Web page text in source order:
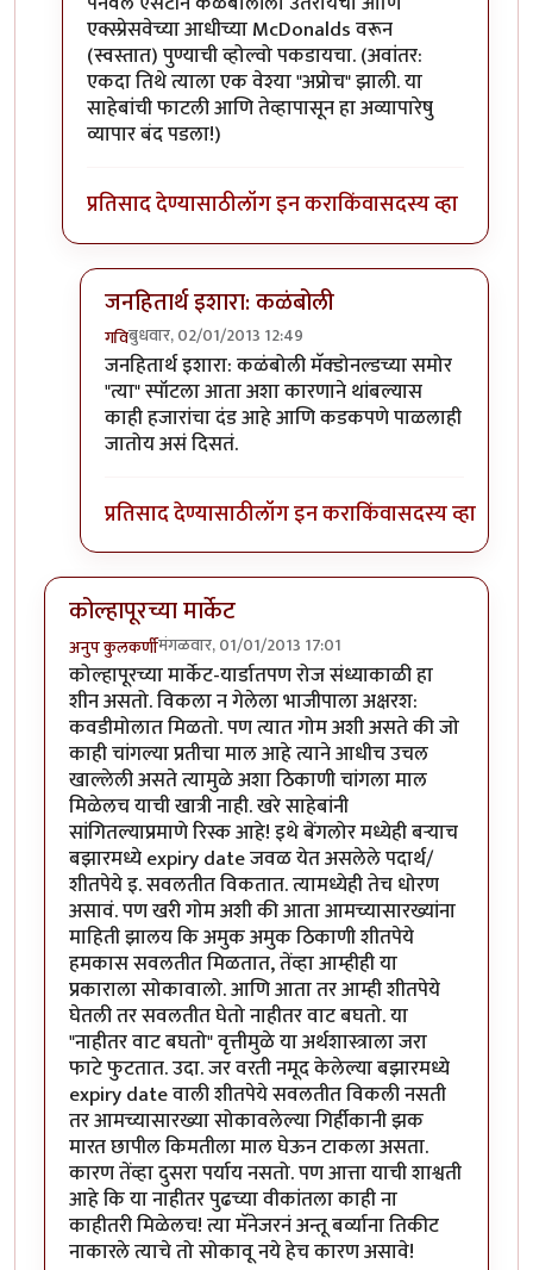
एक्स्प्रेसवेच्या आधीच्या McDonalds वरून
(स्वस्तात) पुण्याची व्होल्वो पकडायचा. (अवांतर:
एकदा तिथे त्याला एक वेश्या "अप्रोच" झाली. या
साहेबांची फाटली आणि तेव्हापासून हा अव्यापारेषु
व्यापार बंद पडला!)
प्रतिसाद देण्यासाठीलॉग इन कराकिंवासदस्य व्हा
जनहितार्थ इशारा: कळंबोली
गविबुधवार, 02/01/2013 12:49
In reply toप्रतिसादाबद्दल धन्यवाद, अमोल!by
जनहितार्थ इशारा: कळंबोली मॅक्डोनल्डच्या समोर
"त्या" स्पॉटला आता अशा कारणाने थांबल्यास
काही हजारांचा दंड आहे आणि कडकपणे पाळलाही
जातोय असं दिसतं.
प्रतिसाद देण्यासाठीलॉग इन कराकिंवासदस्य व्हा
कोल्हापूरच्या मार्केट
अनुप कुलकर्णीमंगळवार, 01/01/2013 17:01
कोल्हापूरच्या मार्केट-यार्डातपण रोज संध्याकाळी हा
शीन असतो. विकला न गेलेला भाजीपाला अक्षरश:
कवडीमोलात मिळतो. पण त्यात गोम अशी असते की जो
काही चांगल्या प्रतीचा माल आहे त्याने आधीच उचल
खाल्लेली असते त्यामुळे अशा ठिकाणी चांगला माल
मिळेलच याची खात्री नाही. खरे साहेबांनी
सांगितल्याप्रमाणे रिस्क आहे! इथे बेंगलोर मध्येही बऱ्याच
बझारमध्ये expiry date जवळ येत असलेले पदार्थ/
शीतपेये इ. सवलतीत विकतात. त्यामध्येही तेच धोरण
असावं. पण खरी गोम अशी की आता आमच्यासारख्यांना
माहिती झालय कि अमुक अमुक ठिकाणी शीतपेये
हमकास सवलतीत मिळतात, तेंव्हा आम्हीही या
प्रकाराला सोकावालो. आणि आता तर आम्ही शीतपेये
घेतली तर सवलतीत घेतो नाहीतर वाट बघतो. या
"नाहीतर वाट बघतो" वृत्तीमुळे या अर्थशास्त्राला जरा
फाटे फुटतात. उदा. जर वरती नमूद केलेल्या बझारमध्ये
expiry date वाली शीतपेये सवलतीत विकली नसती
तर आमच्यासारख्या सोकावलेल्या गिर्हीकानी झक
मारत छापील किमतीला माल घेऊन टाकला असता.
कारण तेंव्हा दुसरा पर्याय नसतो. पण आत्ता याची शाश्वती
आहे कि या नाहीतर पुढच्या वीकांतला काही ना
काहीतरी मिळेलच! त्या मॅनेजरनं अन्तू बर्व्याना तिकीट
नाकारले त्याचे तो सोकावू नये हेच कारण असावे!